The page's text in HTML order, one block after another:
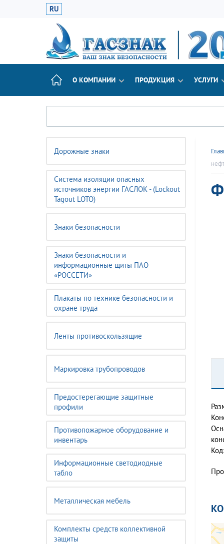
RU
О КОМПАНИИ ПРОДУКЦИЯ УСЛУГИ
Дорожные знаки
Система изоляции опасных
источников энергии ГАСЛОК - (Lockout
Tagout LOTO)
Знаки безопасности
Знаки безопасности и
информационные щиты ПАО
«РОССЕТИ»
Плакаты по технике безопасности и
охране труда
Ленты противоскользящие
Маркировка трубопроводов
Предостерегающие защитные
профили
Противопожарное оборудование и
инвентарь
Информационные светодиодные
табло
Металлическая мебель
Комплекты средств коллективной
защиты